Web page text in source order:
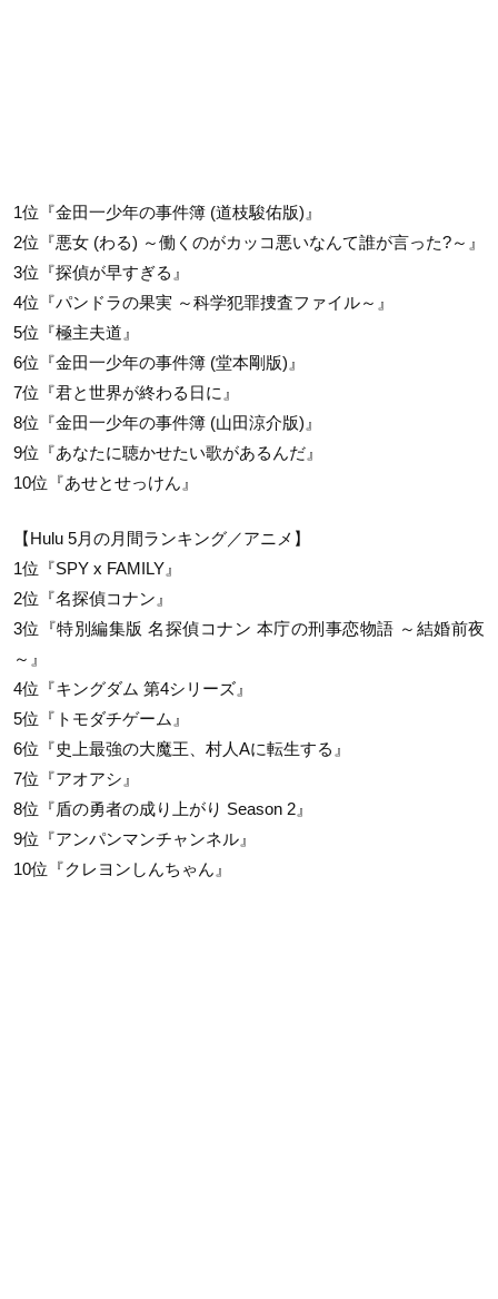
1位『金田一少年の事件簿 (道枝駿佑版)』
2位『悪女 (わる) ～働くのがカッコ悪いなんて誰が言った?～』
3位『探偵が早すぎる』
4位『パンドラの果実 ～科学犯罪捜査ファイル～』
5位『極主夫道』
6位『金田一少年の事件簿 (堂本剛版)』
7位『君と世界が終わる日に』
8位『金田一少年の事件簿 (山田涼介版)』
9位『あなたに聴かせたい歌があるんだ』
10位『あせとせっけん』
【Hulu 5月の月間ランキング／アニメ】
1位『SPY x FAMILY』
2位『名探偵コナン』
3位『特別編集版 名探偵コナン 本庁の刑事恋物語 ～結婚前夜
～』
4位『キングダム 第4シリーズ』
5位『トモダチゲーム』
6位『史上最強の大魔王、村人Aに転生する』
7位『アオアシ』
8位『盾の勇者の成り上がり Season 2』
9位『アンパンマンチャンネル』
10位『クレヨンしんちゃん』